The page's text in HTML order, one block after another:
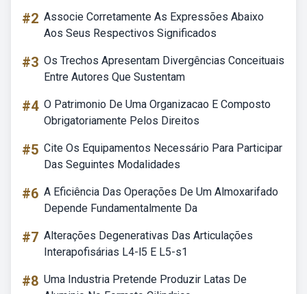
#2 Associe Corretamente As Expressões Abaixo
Aos Seus Respectivos Significados
#3 Os Trechos Apresentam Divergências Conceituais
Entre Autores Que Sustentam
#4 O Patrimonio De Uma Organizacao E Composto
Obrigatoriamente Pelos Direitos
#5 Cite Os Equipamentos Necessário Para Participar
Das Seguintes Modalidades
#6 A Eficiência Das Operações De Um Almoxarifado
Depende Fundamentalmente Da
#7 Alterações Degenerativas Das Articulações
Interapofisárias L4-l5 E L5-s1
#8 Uma Industria Pretende Produzir Latas De